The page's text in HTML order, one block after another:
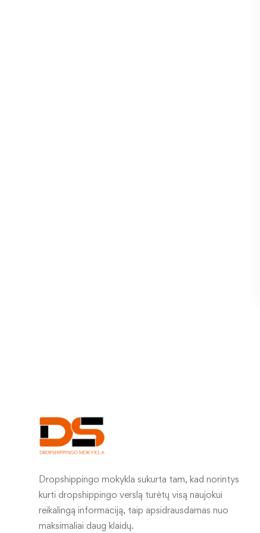
Dropshippingo mokykla sukurta tam, kad norintys
kurti dropshippingo verslą turėtų visą naujokui
reikalingą informaciją, taip apsidrausdamas nuo
maksimaliai daug klaidų.